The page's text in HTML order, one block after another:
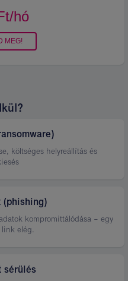
hó
MEG!
költséges helyreállítás és
(phishing)
kompromittálódása – egy
link elég.
sérülés